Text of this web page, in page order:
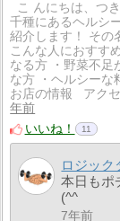
こ んにちは、つ
千種にあるヘルシ
紹介します！ その
こんな人におすす
なる方 ・野菜不足
な方 ・ヘルシー
お店の情報 アク
年前
いいね！
11
ロジック
本日もポ
(^^ゞ
7年前